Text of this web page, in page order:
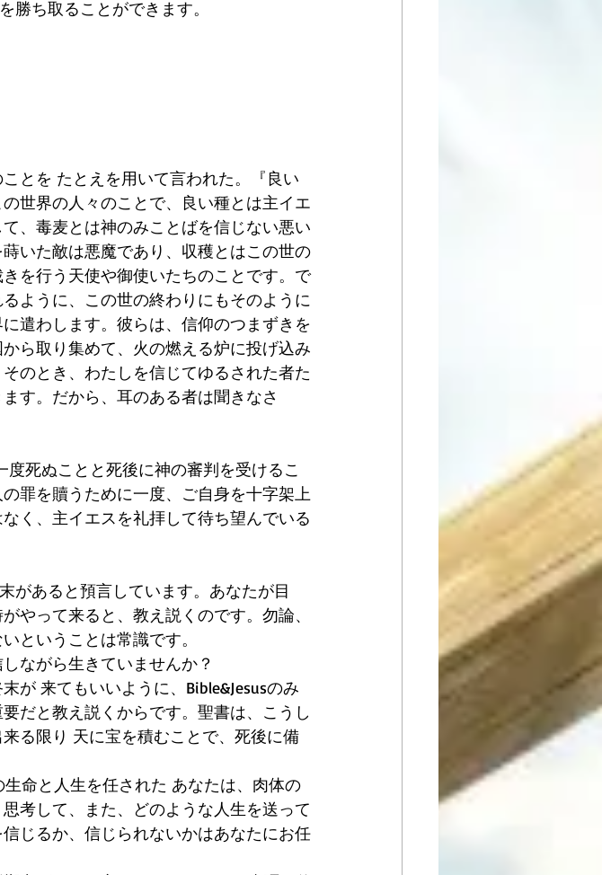
勝ち取ることができます。
とを たとえを用いて言われた。『良い
世界の人々のことで、良い種とは主イエ
、毒麦とは神のみことばを信じない悪い
いた敵は悪魔であり、収穫とはこの世の
を行う天使や御使いたちのことです。で
ように、この世の終わりにもそのように
遣わします。彼らは、信仰のつまずきを
ら取り集めて、火の燃える炉に投げ込み
のとき、わたしを信じてゆるされた者た
す。だから、耳のある者は聞きなさ
死ぬことと死後に神の審判を受けるこ
罪を贖うために一度、ご自身を十字架上
く、主イエスを礼拝して待ち望んでいる
があると預言しています。あなたが目
やって来ると、教え説くのです。勿論、
ということは常識です。
ながら生きていませんか？
が 来てもいいように、Bible&Jesusのみ
だと教え説くからです。聖書は、こうし
る限り 天に宝を積むことで、死後に備
命と人生を任された あなたは、肉体の
考して、また、どのような人生を送って
じるか、信じられないかはあなたにお任